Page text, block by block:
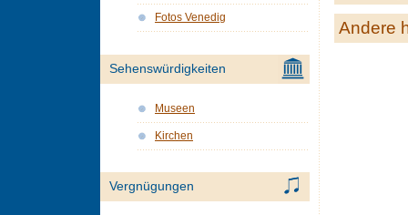
Andere
Fotos Venedig
Sehenswürdigkeiten
Museen
Kirchen
Vergnügungen